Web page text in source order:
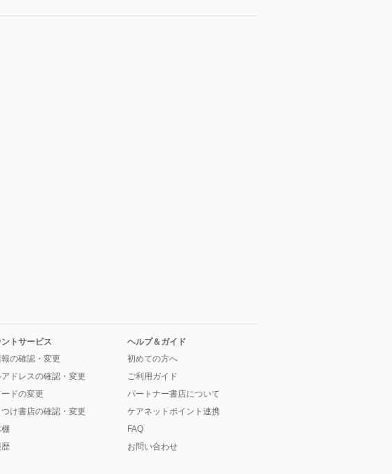
トサービス
の確認・変更
アドレスの確認・変更
ドの変更
け書店の確認・変更
ヘルプ＆ガイド
初めての方へ
ご利用ガイド
パートナー書店について
ケアネットポイント連携
FAQ
お問い合わせ